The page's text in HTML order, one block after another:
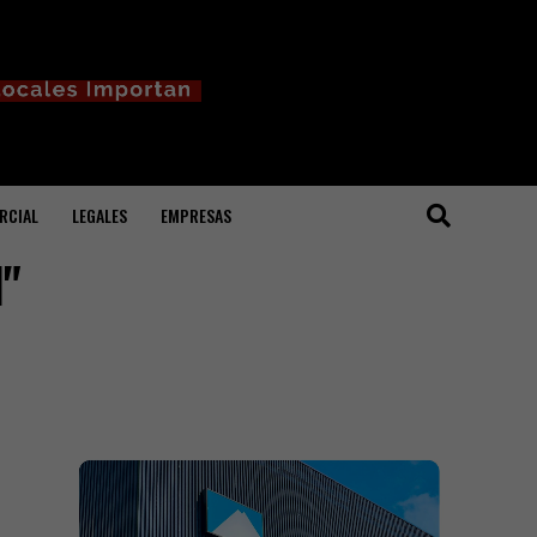
LEGALES EMPRESAS